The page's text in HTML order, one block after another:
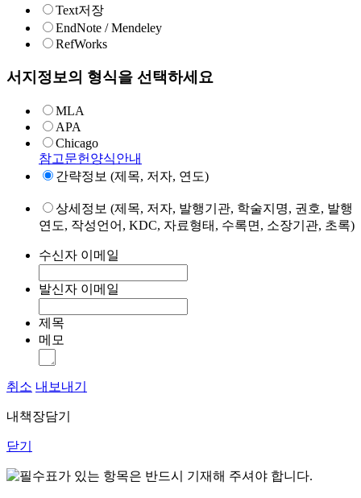
Text저장
EndNote / Mendeley
RefWorks
서지정보의 형식을 선택하세요
MLA
APA
Chicago
참고문헌양식안내
간략정보 (제목, 저자, 연도)
상세정보 (제목, 저자, 발행기관, 학술지명, 권호, 발행
연도, 작성언어, KDC, 자료형태, 수록면, 소장기관, 초록)
수신자 이메일
발신자 이메일
제목
메모
취소 내보내기
내책장담기
닫기
표가 있는 항목은 반드시 기재해 주셔야 합니다.